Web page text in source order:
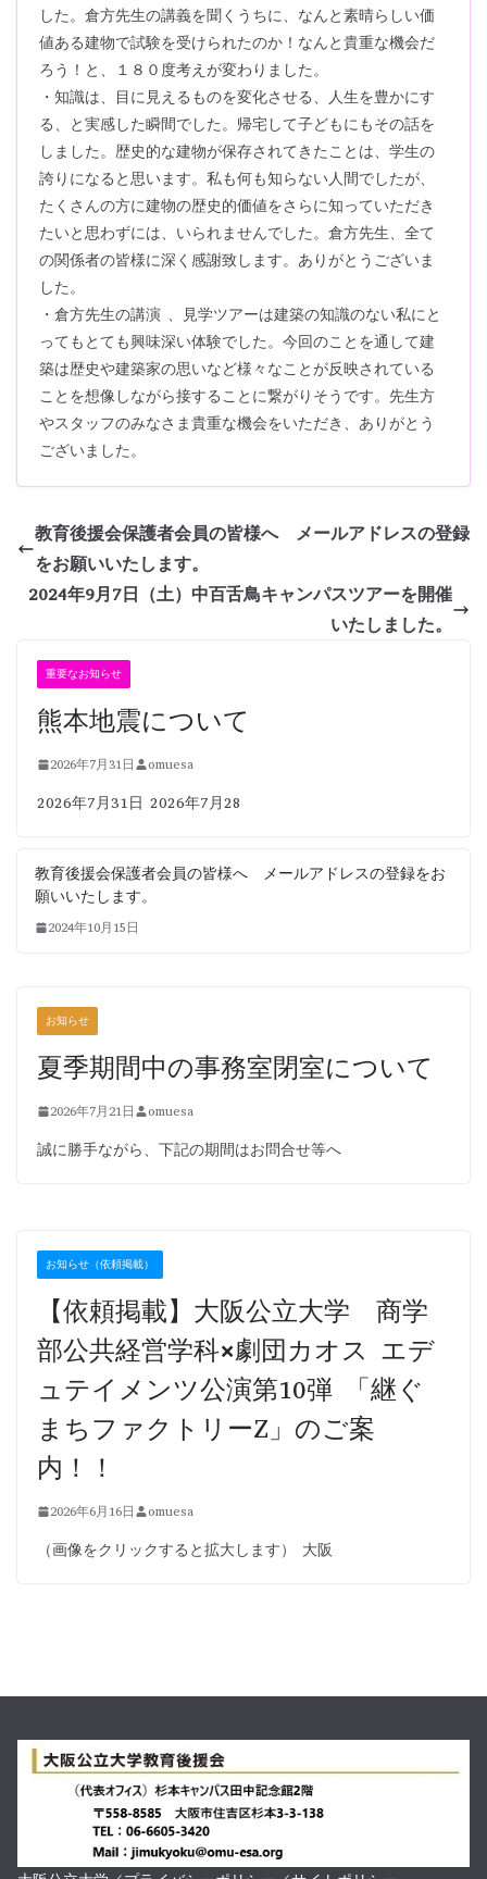
した。倉方先生の講義を聞くうちに、なんと素晴らしい価
値ある建物で試験を受けられたのか！なんと貴重な機会だ
ろう！と、１８０度考えが変わりました。
・知識は、目に見えるものを変化させる、人生を豊かにす
る、と実感した瞬間でした。帰宅して子どもにもその話を
しました。歴史的な建物が保存されてきたことは、学生の
誇りになると思います。私も何も知らない人間でしたが、
たくさんの方に建物の歴史的価値をさらに知っていただき
たいと思わずには、いられませんでした。倉方先生、全て
の関係者の皆様に深く感謝致します。ありがとうございま
した。
・倉方先生の講演 、見学ツアーは建築の知識のない私にと
ってもとても興味深い体験でした。今回のことを通して建
築は歴史や建築家の思いなど様々なことが反映されている
ことを想像しながら接することに繋がりそうです。先生方
やスタッフのみなさま貴重な機会をいただき、ありがとう
ございました。
教育後援会保護者会員の皆様へ メールアドレスの登録
をお願いいたします。
2024年9月7日（土）中百舌鳥キャンパスツアーを開催
いたしました。
重要なお知らせ
熊本地震について
2026年7月31日 omuesa
2026年7月31日 2026年7月28
教育後援会保護者会員の皆様へ メールアドレスの登録をお
願いいたします。
2024年10月15日
お知らせ
夏季期間中の事務室閉室について
2026年7月21日 omuesa
誠に勝手ながら、下記の期間はお問合せ等へ
お知らせ（依頼掲載）
【依頼掲載】大阪公立大学 商学
部公共経営学科×劇団カオス エデ
ュテイメンツ公演第10弾 「継ぐ
まちファクトリーZ」のご案
内！！
2026年6月16日 omuesa
（画像をクリックすると拡大します） 大阪